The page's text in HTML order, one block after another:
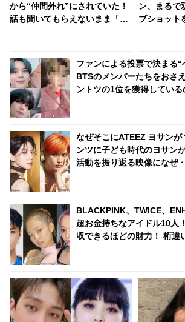
から“仲間外れ”にされていた！
話も聞いてもらえないまま「も
メンバーたちの団結力＆Vのリ
アクションに爆笑
ン、まるで
ブショット
ファンによる投票で決まる“
BTSのメンバーたちをおさ
ントツの1位を獲得してい
なぜそこにATEEZ ヨサン
ンツに子ども時代のヨサン
活動を振り返る映像になぜ
BLACKPINK、TWICE、
超お金持ちなアイドル10人
収できるほどの財力！ 桁違